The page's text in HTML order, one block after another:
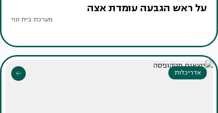
על ראש הגבעה עומדת אצה
מערכת בית ונוי
אדריכלות